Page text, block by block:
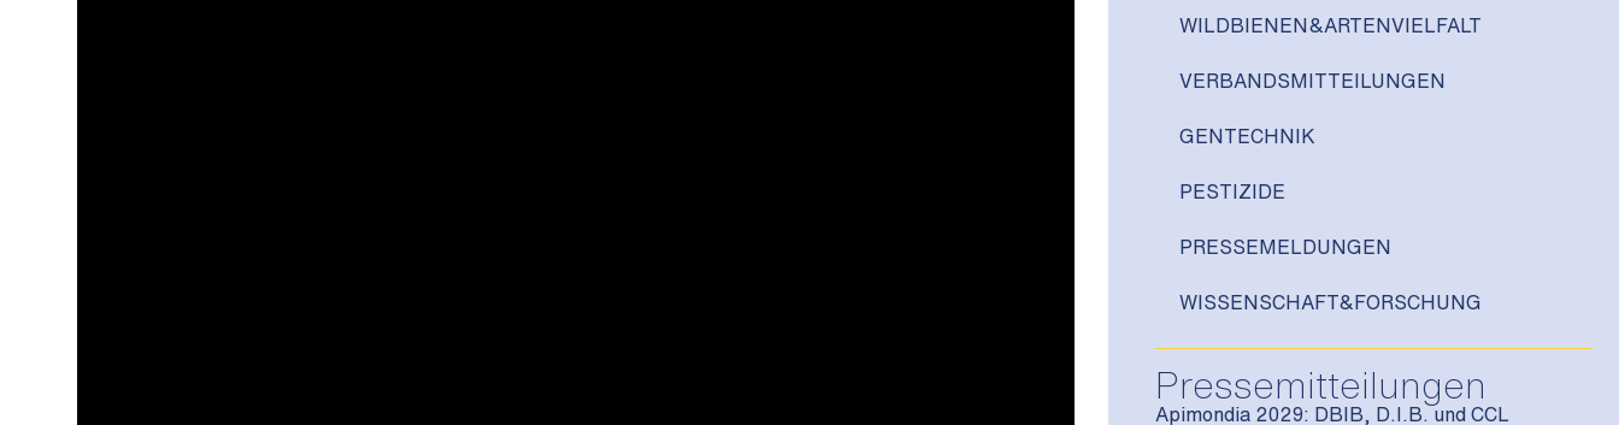
WILDBIENEN&ARTENVIELFALT
VERBANDSMITTEILUNGEN
GENTECHNIK
PESTIZIDE
PRESSEMELDUNGEN
WISSENSCHAFT&FORSCHUNG
Pressemitteilungen
Apimondia 2029: DBIB, D.I.B. und CCL